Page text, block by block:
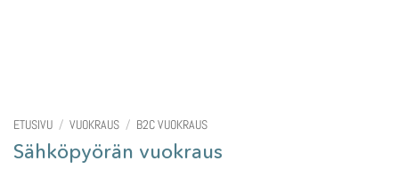
ETUSIVU / VUOKRAUS / B2C VUOKRAUS
Sähköpyörän vuokraus